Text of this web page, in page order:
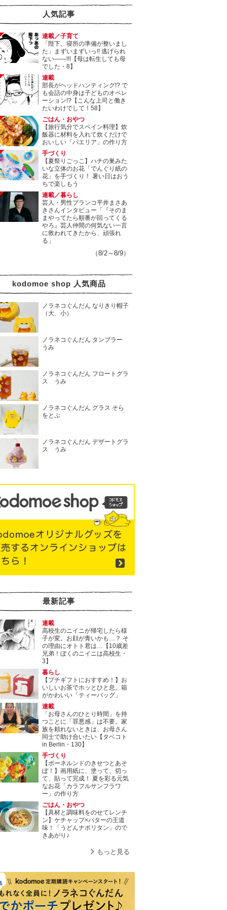
人気記事
連載／子育て
「陛下、寝所の準備が整いまし
た」まずいまずいっ!! 逃げられ
ない――!!!【母は転生しても母
でした・8】
連載
部長がヘッドハンティング!? で
も会話の中身は子どものオペレ
ーション!?【こんな上司と働き
たいわけでして！58】
ごはん・おやつ
【旅行気分でスペイン料理】炊
飯器に材料を入れて炊くだけで
おいしい「パエリア」の作り方
手づくり
【夏祭りごっこ】ハチの巣みた
いな立体のお花「でんぐり紙の
花」を手づくり！ 暑い日はおう
ちで楽しもう
連載／暮らし
芸人・男性ブランコ平井まさあ
きさんインタビュー「『そのま
まやってたら順番が回ってくる
やろ』芸人仲間の何気ない一言
に救われてきたから、頑張れ
る」
（8/2～8/9）
kodomoe shop 人気商品
ノラネコぐんだん なりきり帽子
（大、小）
ノラネコぐんだん タンブラー
うみ
ノラネコぐんだん フロートグラ
ス うみ
ノラネコぐんだん グラス そら
をとぶ
ノラネコぐんだん デザートグラ
ス うみ
最新記事
連載
高校生のニイニが帰宅したら様
子が変。お顔が青いかも…？ そ
の理由にオトト君は…【10歳差
兄弟！ぼくのニイニは高校生・
3】
暮らし
【プチギフトにおすすめ！】お
いしいお茶でホッとひと息。箱
がかわいい「ティーバッグ」
連載
「お母さんのひとり時間」を持
つことに「罪悪感」は不要。家
族を頼れないときは、お母さん
同士で助け合いたい【タベコト
in Berlin・130】
手づくり
【ボーネルンドのきせつとあそ
ぼ！】画用紙に、塗って、切っ
て、貼って完成！ 夏を彩る元気
なお花「カラフルサンフラワ
ー」の作り方
ごはん・おやつ
【具材と調味料をのせてレンチ
ン】ケチャップ×バターの王道
味！「うどんナポリタン」ので
きあがり♪
もっと見る